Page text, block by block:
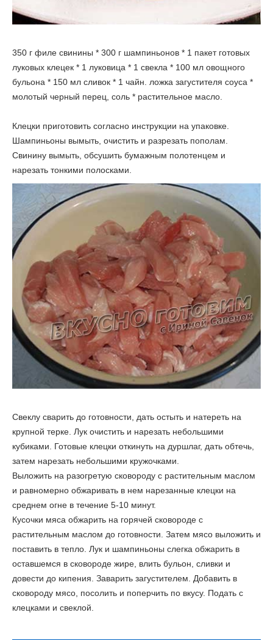
350 г филе свинины * 300 г шампиньонов * 1 пакет готовых
луковых клецек * 1 луковица * 1 свекла * 100 мл овощного
бульона * 150 мл сливок * 1 чайн. ложка загустителя соуса *
молотый черный перец, соль * растительное масло.
Клецки приготовить согласно инструкции на упаковке.
Шампиньоны вымыть, очистить и разрезать пополам.
Свинину вымыть, обсушить бумажным полотенцем и
нарезать тонкими полосками.
Свеклу сварить до готовности, дать остыть и натереть на
крупной терке. Лук очистить и нарезать небольшими
кубиками. Готовые клецки откинуть на дуршлаг, дать обтечь,
затем нарезать небольшими кружочками.
Выложить на разогретую сковороду с растительным маслом
и равномерно обжаривать в нем нарезанные клецки на
среднем огне в течение 5-10 минут.
Кусочки мяса обжарить на горячей сковороде с
растительным маслом до готовности. Затем мясо выложить и
поставить в тепло. Лук и шампиньоны слегка обжарить в
оставшемся в сковороде жире, влить бульон, сливки и
довести до кипения. Заварить загустителем. Добавить в
сковороду мясо, посолить и поперчить по вкусу. Подать с
клецками и свеклой.